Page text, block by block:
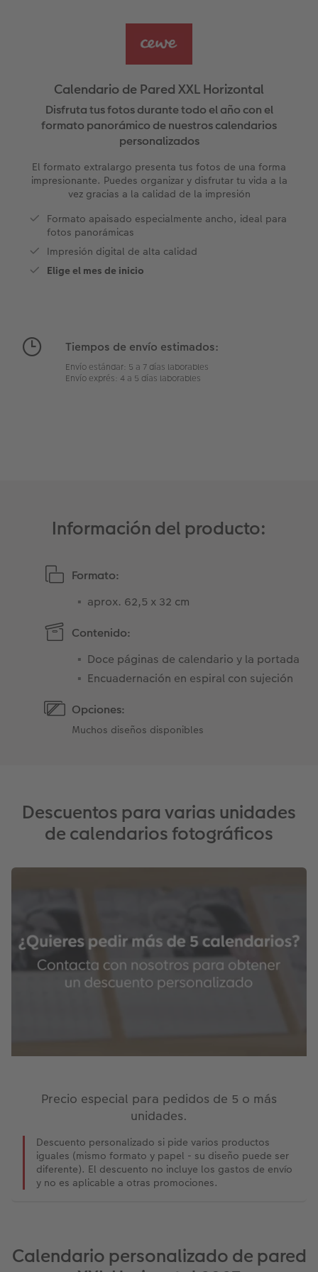
Álbum de fotos cuadrado
Álbum de fotos pequeño
Álbum de fotos con tapas de cuero y lino
Álbum de fotos tapa blanda
Temáticas para álbum de fotos
Fotos retro
Set de fotos
Caja con fotos
Imprimir fotos cerca de mí
Foto en metacrilato
Foto en acriluminio
Cuadro con marco
Collage personalizado
Soportes para póster
Pòster mapa de ciudad
Juegos personalizados
Imanes personalizados
Textiles con fotos
Oficina & colegio
Cajas personalizadas
Faber Castell
Postales personalizadas
Calendario de Pared XXL Horizontal
Disfruta tus fotos durante todo el año con el
formato panorámico de nuestros calendarios
personalizados
El formato extralargo presenta tus fotos de una forma
impresionante. Puedes organizar y disfrutar tu vida a la
vez gracias a la calidad de la impresión
Formato apaisado especialmente ancho, ideal para
fotos panorámicas
Impresión digital de alta calidad
Elige el mes de inicio
Tiempos de envío estimados:
Envío estándar: 5 a 7 días laborables
Envío exprés: 4 a 5 días laborables
Información del producto:
Formato:
aprox. 62,5 x 32 cm
Contenido:
Doce páginas de calendario y la portada
Encuadernación en espiral con sujeción
Opciones:
Muchos diseños disponibles
Descuentos para varias unidades
de calendarios fotográficos
Precio especial para pedidos de 5 o más
unidades.
Descuento personalizado si pide varios productos
iguales (mismo formato y papel - su diseño puede ser
diferente). El descuento no incluye los gastos de envío
y no es aplicable a otras promociones.
Calendario personalizado de pared